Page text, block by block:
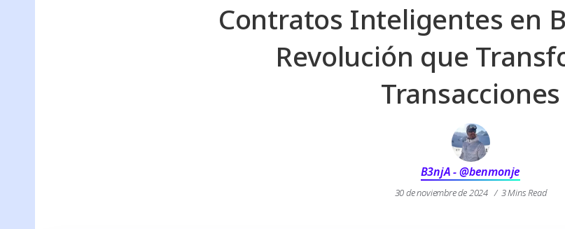
Contratos Inteligentes en
Revolución que
Transacciones
B3njA - @benmonje
30 de noviembre de 2024 3 Mins Read